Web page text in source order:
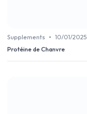
Supplements • 10/01/2025
Protéine de Chanvre